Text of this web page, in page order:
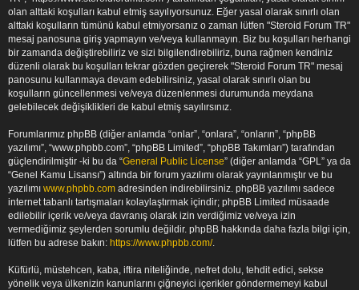
olan alttaki koşulları kabul etmiş sayılıyorsunuz. Eğer yasal olarak sınırlı olan
alttaki koşulların tümünü kabul etmiyorsanız o zaman lütfen "Steroid Forum TR"
mesaj panosuna giriş yapmayın ve/veya kullanmayın. Biz bu koşulları herhangi
bir zamanda değiştirebiliriz ve sizi bilgilendirebiliriz, buna rağmen kendiniz
düzenli olarak bu koşulları tekrar gözden geçirerek "Steroid Forum TR" mesaj
panosunu kullanmaya devam edebilirsiniz, yasal olarak sınırlı olan bu
koşulların güncellenmesi ve/veya düzenlenmesi durumunda meydana
gelebilecek değişiklikleri de kabul etmiş sayılırsınız.
Forumlarımız phpBB (diğer anlamda “onlar”, “onlara”, “onların”, “phpBB
yazılımı”, “www.phpbb.com”, “phpBB Limited”, “phpBB Takımları”) tarafından
güçlendirilmiştir -ki bu da “General Public License” (diğer anlamda “GPL” ya da
“Genel Kamu Lisansı”) altında bir forum yazılımı olarak yayınlanmıştır ve bu
yazılımı www.phpbb.com adresinden indirebilirsiniz. phpBB yazılımı sadece
internet tabanlı tartışmaları kolaylaştırmak içindir; phpBB Limited müsaade
edilebilir içerik ve/veya davranış olarak izin verdiğimiz ve/veya izin
vermediğimiz şeylerden sorumlu değildir. phpBB hakkında daha fazla bilgi için,
lütfen bu adrese bakın: https://www.phpbb.com/.
Küfürlü, müstehcen, kaba, iftira niteliğinde, nefret dolu, tehdit edici, sekse
yönelik veya ülkenizin kanunlarını çiğneyici içerikler göndermemeyi kabul